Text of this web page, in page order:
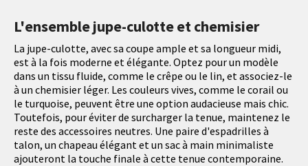
L'ensemble jupe-culotte et chemisier
La jupe-culotte, avec sa coupe ample et sa longueur midi,
est à la fois moderne et élégante. Optez pour un modèle
dans un tissu fluide, comme le crêpe ou le lin, et associez-le
à un chemisier léger. Les couleurs vives, comme le corail ou
le turquoise, peuvent être une option audacieuse mais chic.
Toutefois, pour éviter de surcharger la tenue, maintenez le
reste des accessoires neutres. Une paire d'espadrilles à
talon, un chapeau élégant et un sac à main minimaliste
ajouteront la touche finale à cette tenue contemporaine.